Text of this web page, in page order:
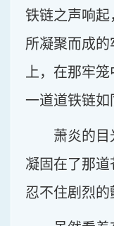
铁链之声响
所凝聚而成
上，在那牢
一道道铁链如
萧炎的目
凝固在了那
忍不住剧烈的